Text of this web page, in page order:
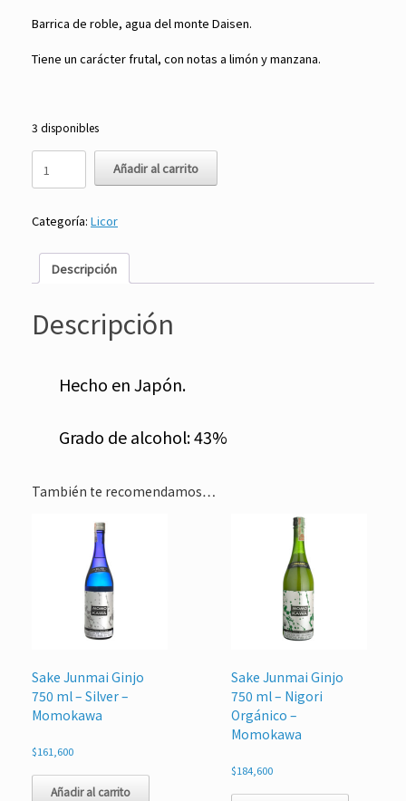
Barrica de roble, agua del monte Daisen.
Tiene un carácter frutal, con notas a limón y manzana.
3 disponibles
The
Tottori
ml
Matsui
cantidad
Añadir al carrito
Categoría: Licor
Descripción
Descripción
Hecho en Japón.
Grado de alcohol: 43%
También te recomendamos…
Sake Junmai Ginjo
750 ml – Silver –
Momokawa
$161,600
Añadir al carrito
Sake Junmai Ginjo
750 ml – Nigori
Orgánico –
Momokawa
$184,600